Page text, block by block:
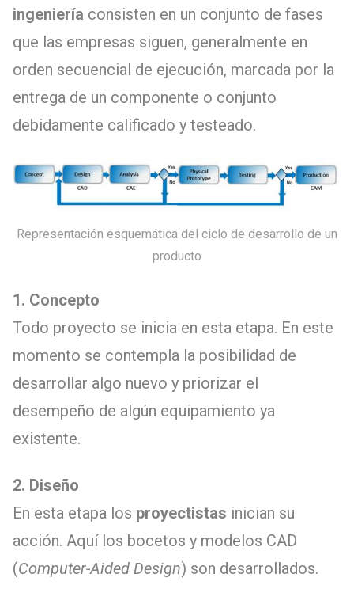
ingeniería consisten en un conjunto de fases
que las empresas siguen, generalmente en
orden secuencial de ejecución, marcada por la
entrega de un componente o conjunto
debidamente calificado y testeado.
Representación esquemática del ciclo de desarrollo de un
producto
1. Concepto
Todo proyecto se inicia en esta etapa. En este
momento se contempla la posibilidad de
desarrollar algo nuevo y priorizar el
desempeño de algún equipamiento ya
existente.
2. Diseño
En esta etapa los proyectistas inician su
acción. Aquí los bocetos y modelos CAD
(Computer-Aided Design) son desarrollados.